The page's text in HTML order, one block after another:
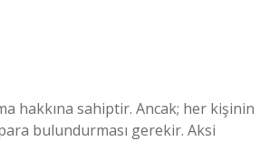
hakkına sahiptir. Ancak; her kişinin
bulundurması gerekir. Aksi